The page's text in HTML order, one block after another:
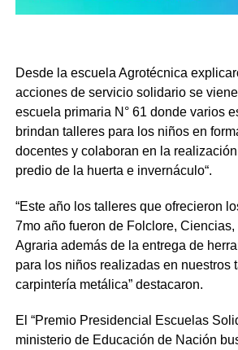
Desde la escuela Agrotécnica
acciones de servicio solidario se
escuela primaria N° 61 donde varios
brindan talleres para los niños en
docentes y colaboran en la
predio de la huerta e invernáculo“.
“Este año los talleres que ofrecieron
7mo año fueron de Folclore, Ciencias,
Agraria además de la entrega de
para los niños realizadas en nuestros
carpintería metálica” destacaron.
El “Premio Presidencial Escuelas
ministerio de Educación de Nación